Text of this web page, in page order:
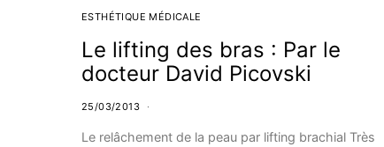
ESTHÉTIQUE MÉDICALE
Le lifting des bras : Par le
docteur David Picovski
25/03/2013
Le relâchement de la peau par lifting brachial Très